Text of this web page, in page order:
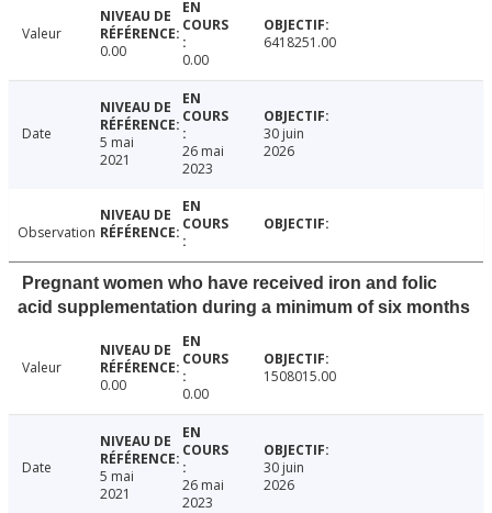
Valeur
0.00
0.00
6418251.00
Date
5 mai
2021
26 mai
2023
30 juin
2026
Observation
Pregnant women who have received iron and folic
acid supplementation during a minimum of six months
Valeur
0.00
0.00
1508015.00
Date
5 mai
2021
26 mai
2023
30 juin
2026